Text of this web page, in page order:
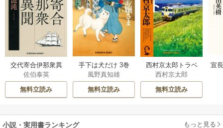
交代寄合伊那衆異
聞 15巻
佐伯泰英
無料立読み
手下は犬だけ 3巻
風野真知雄
無料立読み
西村京太郎トラベ
ルミステリー・セ
レクション 2巻
西村京太郎
無料立読み
宣
小説・実用書ランキング もっと見る